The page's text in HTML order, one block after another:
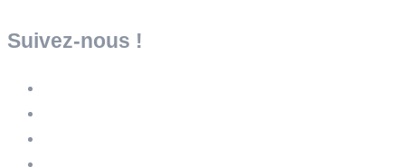
Suivez-nous !